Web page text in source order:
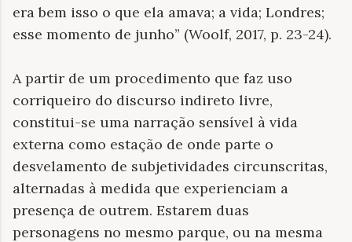
era bem isso o que ela amava; a vida; Londres;
esse momento de junho” (Woolf, 2017, p. 23-24).
A partir de um procedimento que faz uso
corriqueiro do discurso indireto livre,
constitui-se uma narração sensível à vida
externa como estação de onde parte o
desvelamento de subjetividades circunscritas,
alternadas à medida que experienciam a
presença de outrem. Estarem duas
personagens no mesmo parque, ou na mesma